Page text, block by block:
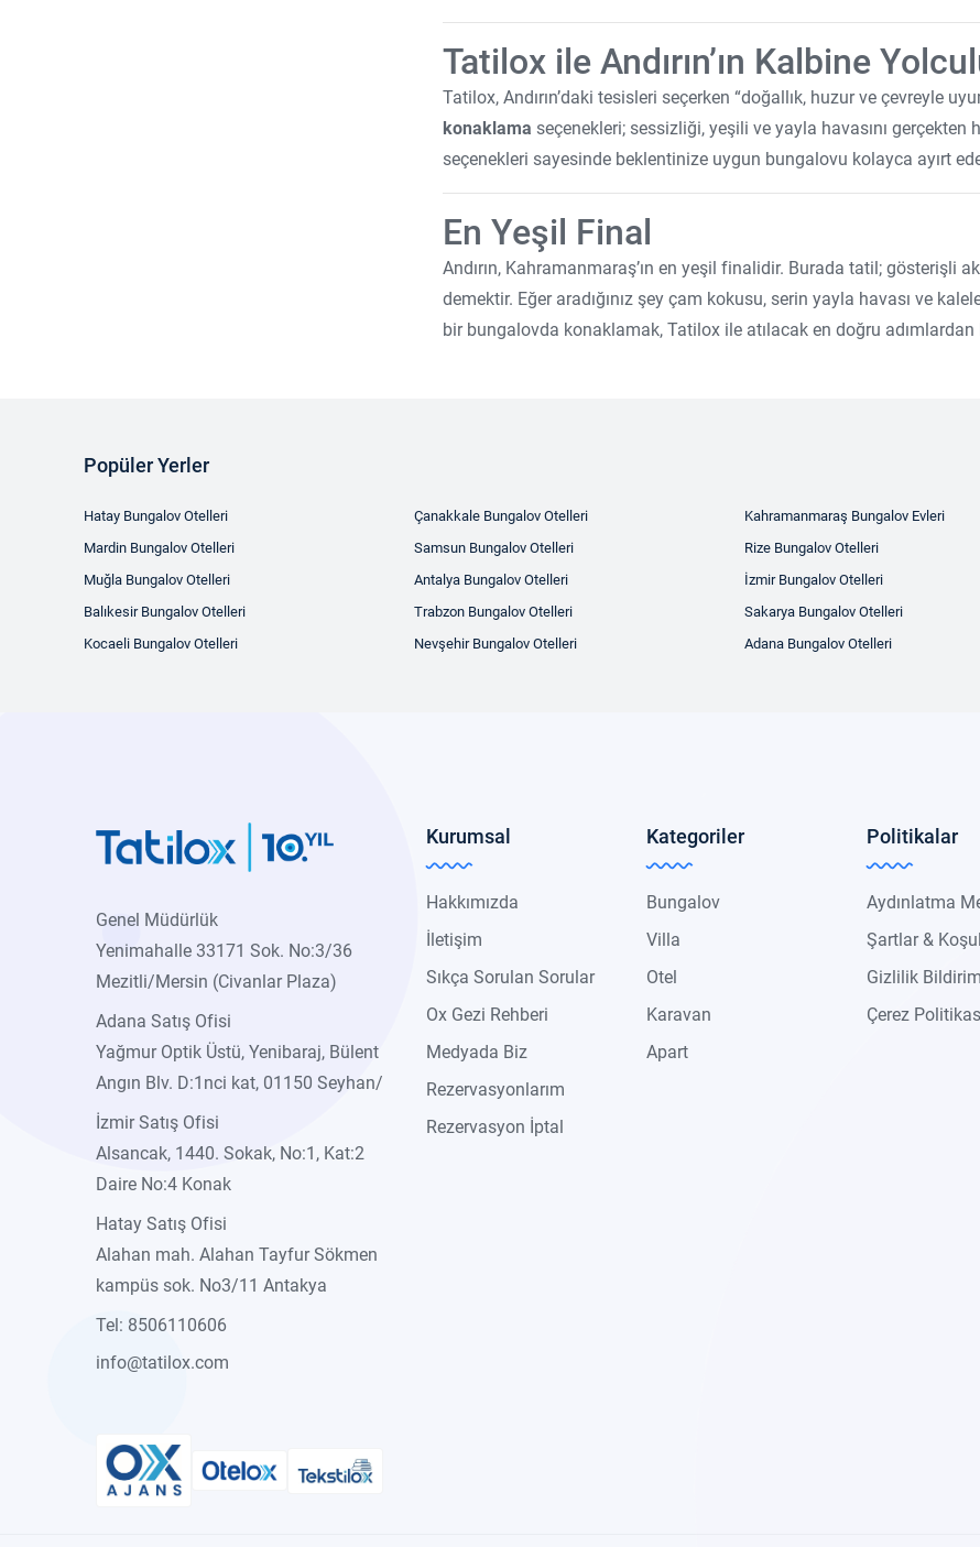
Tatilox ile Andırın’ın Kalbine
Tatilox, Andırın’daki tesisleri seçerken “doğallık, huzur ve çevreyle
konaklama seçenekleri; sessizliği, yeşili ve yayla havasını
seçenekleri sayesinde beklentinize uygun bungalovu kolayca ayırt
En Yeşil Final
Andırın, Kahramanmaraş’ın en yeşil finalidir. Burada tatil; gösterişli
demektir. Eğer aradığınız şey çam kokusu, serin yayla havası ve
bir bungalovda konaklamak, Tatilox ile atılacak en doğru adımlardan
Popüler Yerler
Hatay Bungalov Otelleri
Mardin Bungalov Otelleri
Muğla Bungalov Otelleri
Balıkesir Bungalov Otelleri
Kocaeli Bungalov Otelleri
Çanakkale Bungalov Otelleri
Samsun Bungalov Otelleri
Antalya Bungalov Otelleri
Trabzon Bungalov Otelleri
Nevşehir Bungalov Otelleri
Kahramanmaraş Bungalov Evleri
Rize Bungalov Otelleri
İzmir Bungalov Otelleri
Sakarya Bungalov Otelleri
Adana Bungalov Otelleri
Genel Müdürlük
Yenimahalle 33171 Sok. No:3/36
Mezitli/Mersin (Civanlar Plaza)
Adana Satış Ofisi
Yağmur Optik Üstü, Yenibaraj, Bülent
Angın Blv. D:1nci kat, 01150 Seyhan/
İzmir Satış Ofisi
Alsancak, 1440. Sokak, No:1, Kat:2
Daire No:4 Konak
Hatay Satış Ofisi
Alahan mah. Alahan Tayfur Sökmen
kampüs sok. No3/11 Antakya
Tel: 8506110606
info@tatilox.com
Kurumsal
Hakkımızda
İletişim
Sıkça Sorulan Sorular
Ox Gezi Rehberi
Medyada Biz
Rezervasyonlarım
Rezervasyon İptal
Kategoriler
Bungalov
Villa
Otel
Karavan
Apart
Politikalar
Aydınlatma
Şartlar &
Gizlilik
Çerez